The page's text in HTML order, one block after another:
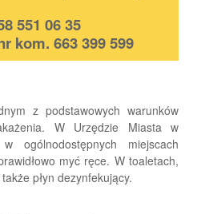
551 06 35
kom. 663 399 599
z podstawowych warunków
W Urzędzie Miasta w
ogólnodostępnych miejscach
myć ręce. W toaletach,
płyn dezynfekujący.